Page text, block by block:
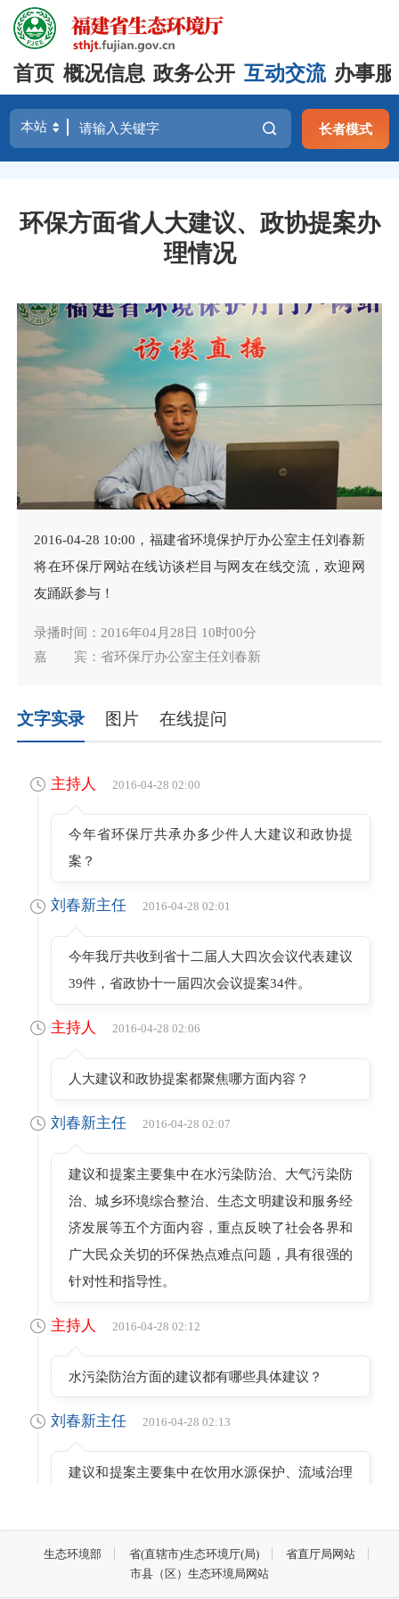
首页 概况信息 政务公开 互动交流 办事
长者模式
环保方面省人大建议、政协提案办
理情况
2016-04-28 10:00，福建省环境保护厅办公室主任刘春新
将在环保厅网站在线访谈栏目与网友在线交流，欢迎网
友踊跃参与！
录播时间：2016年04月28日 10时00分
嘉 宾：省环保厅办公室主任刘春新
文字实录 图片 在线提问
主持人 2016-04-28 02:00
今年省环保厅共承办多少件人大建议和政协提
案？
刘春新主任 2016-04-28 02:01
今年我厅共收到省十二届人大四次会议代表建议
39件，省政协十一届四次会议提案34件。
主持人 2016-04-28 02:06
人大建议和政协提案都聚焦哪方面内容？
刘春新主任 2016-04-28 02:07
建议和提案主要集中在水污染防治、大气污染防
治、城乡环境综合整治、生态文明建设和服务经
济发展等五个方面内容，重点反映了社会各界和
广大民众关切的环保热点难点问题，具有很强的
针对性和指导性。
主持人 2016-04-28 02:12
水污染防治方面的建议都有哪些具体建议？
刘春新主任 2016-04-28 02:13
建议和提案主要集中在饮用水源保护、流域治理
生态环境部 省(直辖市)生态环境厅(局)
省直厅局网站
市县（区）生态环境局网站